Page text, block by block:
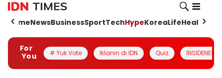
HomeNewsBusinessSportTechHypeKoreaLifeHealth
For
You
# Yuk Vote Iklanin di IDN Quiz INSIDENESIA